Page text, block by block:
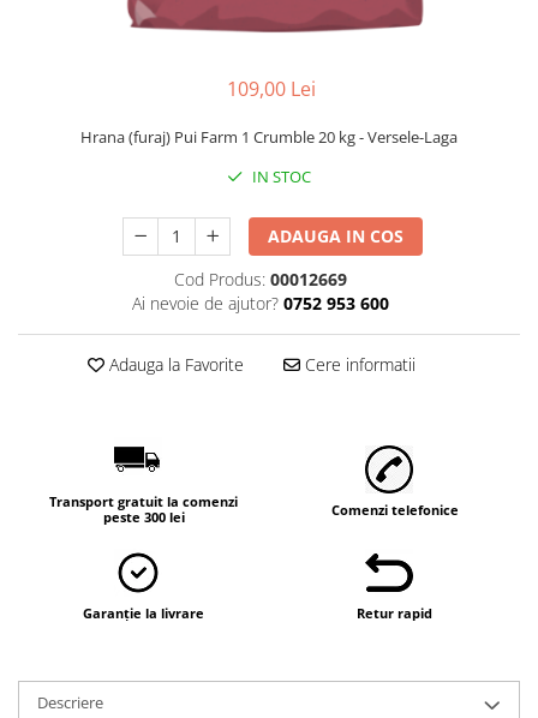
109,00 Lei
Hrana (furaj) Pui Farm 1 Crumble 20 kg - Versele-Laga
IN STOC
ADAUGA IN COS
Cod Produs: 00012669
Ai nevoie de ajutor? 0752 953 600
Adauga la Favorite Cere informatii
Transport gratuit la comenzi
peste 300 lei
Comenzi telefonice
Garanție la livrare Retur rapid
Descriere